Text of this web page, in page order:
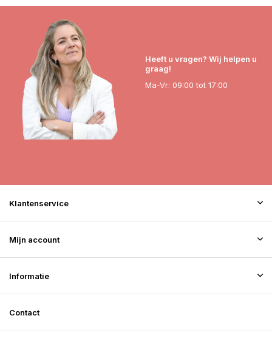
Heeft u vragen? Wij helpen u
graag!
Ma-Vr: 09:00 tot 17:00
Klantenservice
Mijn account
Informatie
Contact